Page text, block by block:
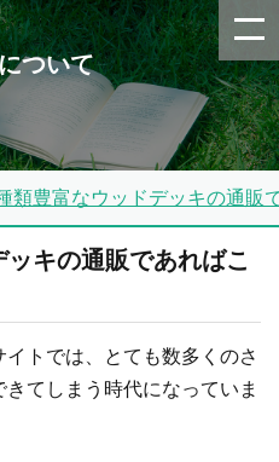
ついて
類豊富なウッドデッキの通販
キの通販であればこ
トでは、とても数多くのさ
てしまう時代になっていま